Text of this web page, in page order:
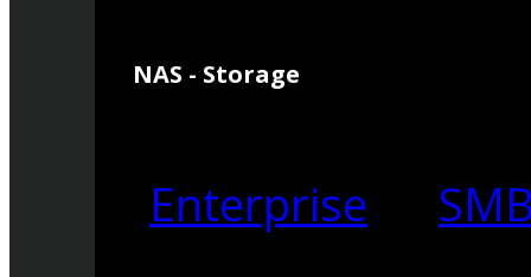
NAS - Storage
Enterprise